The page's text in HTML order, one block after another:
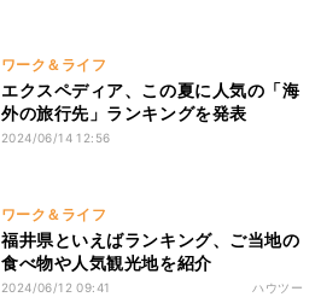
ワーク＆ライフ
エクスペディア、この夏に人気の「海
外の旅行先」ランキングを発表
2024/06/14 12:56
ワーク＆ライフ
福井県といえばランキング、ご当地の
食べ物や人気観光地を紹介
2024/06/12 09:41 ハウツー